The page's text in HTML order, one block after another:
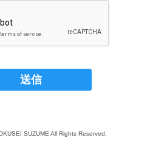
SUZUME All Rights Reserved.